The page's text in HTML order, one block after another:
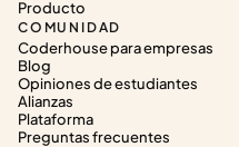
Producto
COMUNIDAD
Coderhouse para empresas
Blog
Opiniones de estudiantes
Alianzas
Plataforma
Preguntas frecuentes